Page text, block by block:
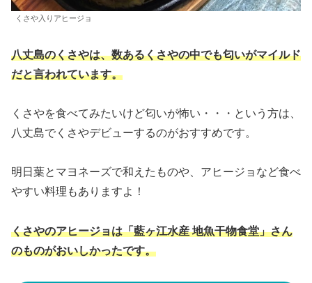
くさや入りアヒージョ
八丈島のくさやは、数あるくさやの中でも匂いがマイルド
だと言われています。
くさやを食べてみたいけど匂いが怖い・・・という方は、
八丈島でくさやデビューするのがおすすめです。
明日葉とマヨネーズで和えたものや、アヒージョなど食べ
やすい料理もありますよ！
くさやのアヒージョは「藍ヶ江水産 地魚干物食堂」さん
のものがおいしかったです。